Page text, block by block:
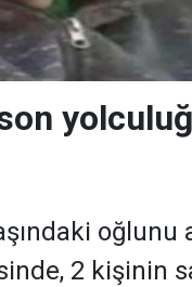
oğlunu
2 kişinin